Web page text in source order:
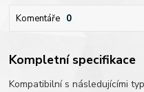
Komentáře 0
Kompletní specifikace
Kompatibilní s následujícími